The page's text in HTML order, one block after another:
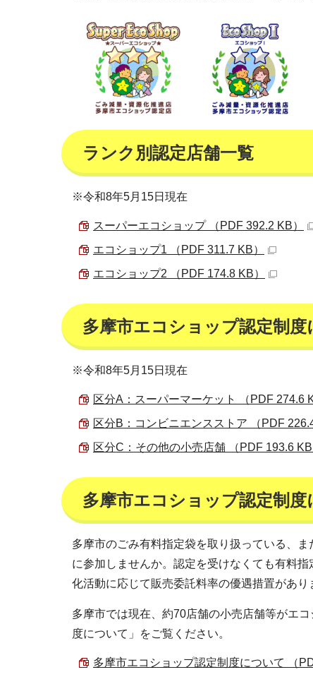
ランク別認定店舗一覧
※令和8年5月15日現在
スーパーエコショップ （PDF 392.2 KB）
エコショップ1 （PDF 311.7 KB）
エコショップ2 （PDF 174.8 KB）
多摩市エコショップ認定制
※令和8年5月15日現在
区分A：スーパーマーケット （PDF 274.6
区分B：コンビニエンスストア （PDF
区分C：その他の小売店舗 （PDF 193.6 KB
多摩市エコショップ認定制
多摩市のごみ有料指定袋を取り扱っている、
に参加しませんか。認定を受けなくても有料
化活動に応じて販売委託料率の優遇措置があり
多摩市では現在、約70店舗の小売店舗等がエ
度について」をご覧ください。
多摩市エコショップ認定制度について （